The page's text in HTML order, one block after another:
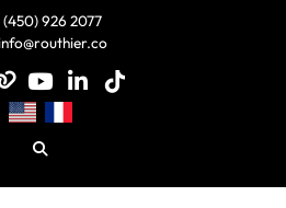
(450) 926 2077
otheryoutube
linkedin
tiktok
Chercheur